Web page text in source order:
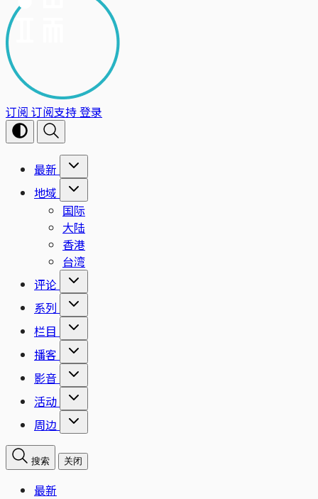
订阅 订阅支持登录
最新
地域
国际
大陆
香港
台湾
评论
系列
栏目
播客
影音
活动
周边
搜索 关闭
最新